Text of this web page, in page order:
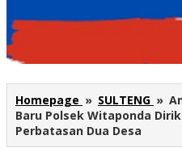
Homepage » SULTENG »
Baru Polsek Witaponda
Perbatasan Dua Desa